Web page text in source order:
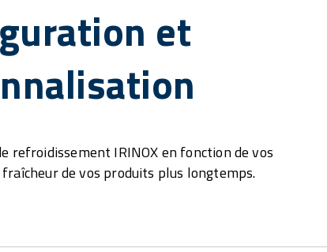
et
refroidissement IRINOX en fonction de vos
de vos produits plus longtemps.